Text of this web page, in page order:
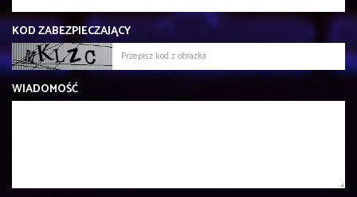
KOD ZABEZPIECZAJĄCY
WIADOMOŚĆ